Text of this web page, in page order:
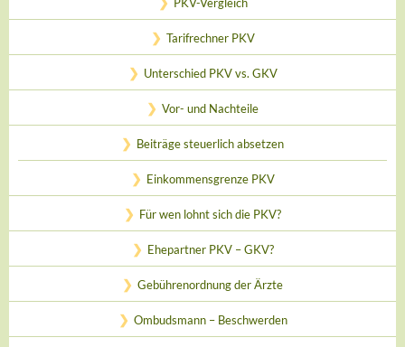
Tarifrechner PKV
Unterschied PKV vs. GKV
Vor- und Nachteile
Beiträge steuerlich absetzen
Einkommensgrenze PKV
Für wen lohnt sich die PKV?
Ehepartner PKV – GKV?
Gebührenordnung der Ärzte
Ombudsmann – Beschwerden